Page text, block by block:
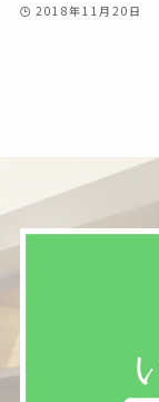
2018年11月20日